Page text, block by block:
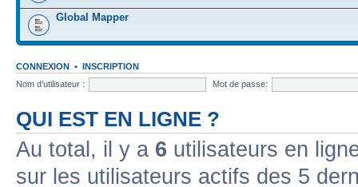
Global Mapper
CONNEXION • INSCRIPTION
Nom d’utilisateur :
Mot de passe:
QUI EST EN LIGNE ?
Au total, il y a 6 utilisateurs en
sur les utilisateurs actifs des 5